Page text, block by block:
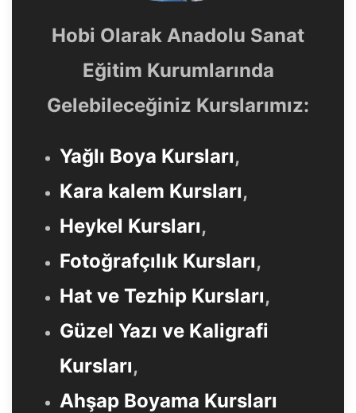
Hobi Olarak Anadolu Sanat
Eğitim Kurumlarında
Gelebileceğiniz Kurslarımız:
Yağlı Boya Kursları,
Kara kalem Kursları,
Heykel Kursları,
Fotoğrafçılık Kursları,
Hat ve Tezhip Kursları,
Güzel Yazı ve Kaligrafi
Kursları,
Ahşap Boyama Kursları